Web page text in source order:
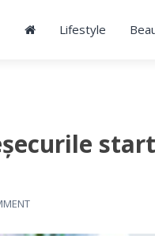
Lifestyle